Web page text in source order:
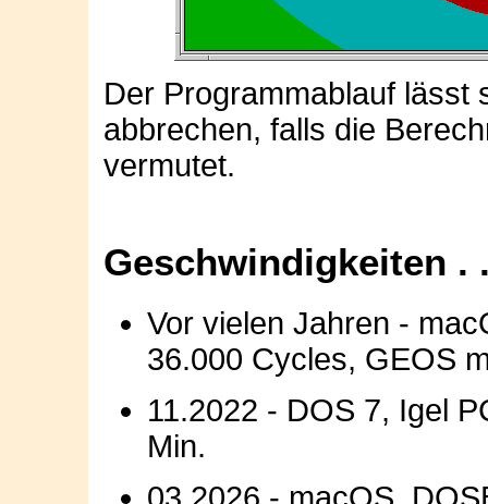
Der Programmablauf lässt
abbrechen, falls die
vermutet.
Geschwindigkeiten .
Vor vielen Jahren -
36.000 Cycles, GEOS
11.2022 - DOS 7, Igel
Min.